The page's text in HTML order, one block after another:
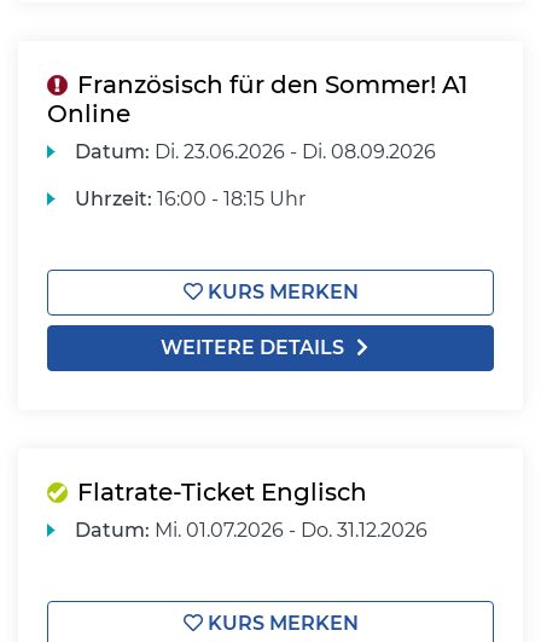
Französisch für den Sommer! A1
Online
Datum: Di. 23.06.2026 - Di. 08.09.2026
Uhrzeit: 16:00 - 18:15 Uhr
KURS MERKEN
WEITERE DETAILS
Flatrate-Ticket Englisch
Datum: Mi. 01.07.2026 - Do. 31.12.2026
KURS MERKEN